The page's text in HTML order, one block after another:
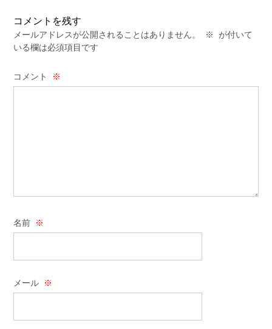
コメントを残す
メールアドレスが公開されることはありません。 ※
が付いて
いる欄は必須項目です
コメント ※
名前 ※
メール ※